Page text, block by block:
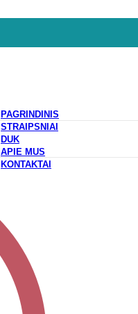
PAGRINDINIS
STRAIPSNIAI
DUK
APIE MUS
KONTAKTAI